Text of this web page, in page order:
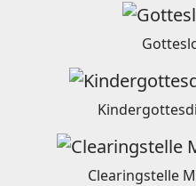
Clearingstelle